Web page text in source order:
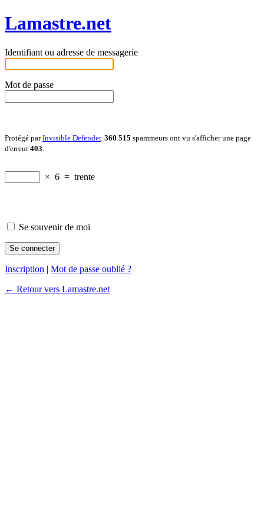
Lamastre.net
Identifiant ou adresse de messagerie
Mot de passe
Protégé parInvisible Defender. 360 515 spammeurs ont vu s'afficher une page
d'erreur403
× 6 = trente
Se souvenir de moi
Inscription | Mot de passe oublié ?
← Retour vers Lamastre.net